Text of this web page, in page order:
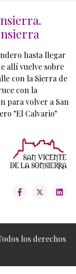
hasta llegar
allí vuelve sobre
con la Sierra de
con la
para volver a San
"El Calvario"
los derechos